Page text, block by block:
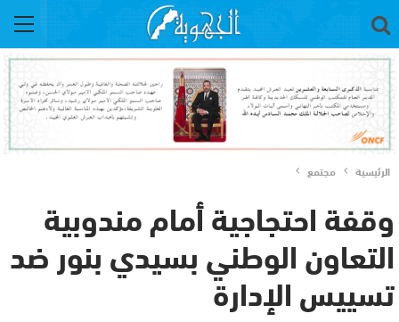
الرئيسية مجتمع
وقفة احتجاجية أمام مندوبية
التعاون الوطني بسيدي بنور ضد
تسييس الإدارة